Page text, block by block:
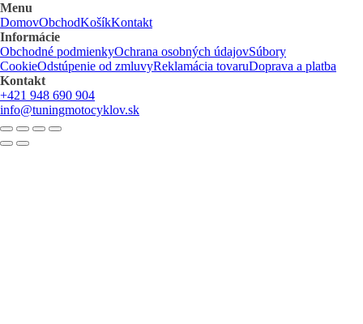
Menu
DomovObchodKošíkKontakt
Informácie
Obchodné podmienkyOchrana osobných údajovSúbory
CookieOdstúpenie od zmluvyReklamácia tovaruDoprava a platba
Kontakt
+421 948 690 904
info@tuningmotocyklov.sk